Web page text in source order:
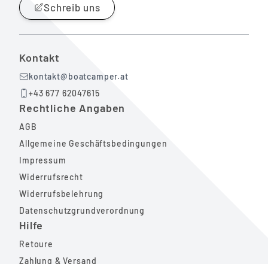
Schreib uns
Kontakt
kontakt@boatcamper.at
+43 677 62047615
Rechtliche Angaben
AGB
Allgemeine Geschäftsbedingungen
Impressum
Widerrufsrecht
Widerrufsbelehrung
Datenschutzgrundverordnung
Hilfe
Retoure
Zahlung & Versand